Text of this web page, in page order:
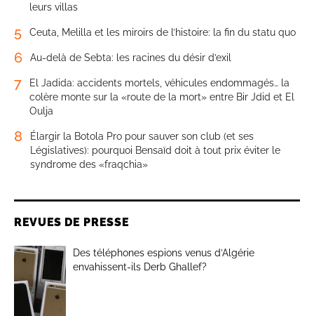
leurs villas
5 Ceuta, Melilla et les miroirs de l’histoire: la fin du statu quo
6 Au-delà de Sebta: les racines du désir d’exil
7
El Jadida: accidents mortels, véhicules endommagés… la
colère monte sur la «route de la mort» entre Bir Jdid et El
Oulja
8
Élargir la Botola Pro pour sauver son club (et ses
Législatives): pourquoi Bensaïd doit à tout prix éviter le
syndrome des «fraqchia»
REVUES DE PRESSE
Des téléphones espions venus d’Algérie
envahissent-ils Derb Ghallef?